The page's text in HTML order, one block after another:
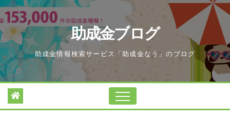
Skip
to
content
助成金ブログ
助成金情報検索サービス「助成金なう」のブログ